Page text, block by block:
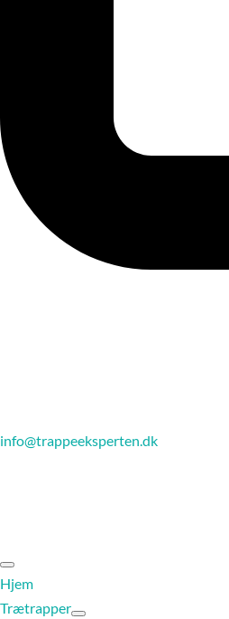
info@trappeeksperten.dk
Hjem
Trætrapper